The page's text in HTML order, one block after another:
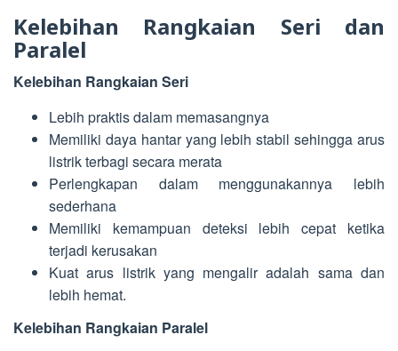
Kelebihan Rangkaian Seri dan
Paralel
Kelebihan Rangkaian Seri
Lebih praktis dalam memasangnya
Memiliki daya hantar yang lebih stabil sehingga arus
listrik terbagi secara merata
Perlengkapan dalam menggunakannya lebih
sederhana
Memiliki kemampuan deteksi lebih cepat ketika
terjadi kerusakan
Kuat arus listrik yang mengalir adalah sama dan
lebih hemat.
Kelebihan Rangkaian Paralel